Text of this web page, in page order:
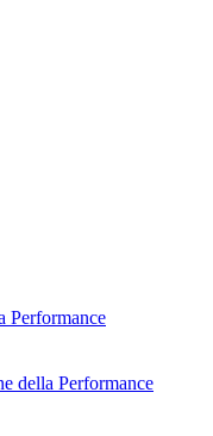
Performance
della Performance